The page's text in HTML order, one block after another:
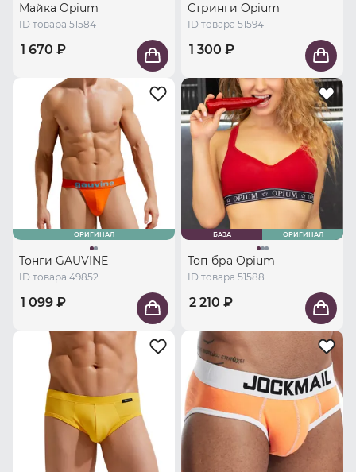
Майка Opium
ID товара 51584
1 670 ₽
Стринги Opium
ID товара 51594
1 300 ₽
ОРИГИНАЛ
Тонги GAUVINE
ID товара 49852
1 099 ₽
БАЗА ОРИГИНАЛ
Топ-бра Opium
ID товара 51588
2 210 ₽